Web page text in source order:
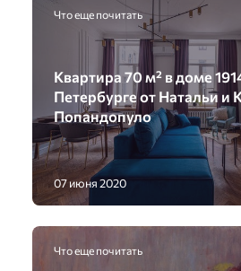
Что еще почитать
Квартира 70 м² в доме
Петербурге от Натальи и
Попандопуло
07 июня 2020
Что еще почитать